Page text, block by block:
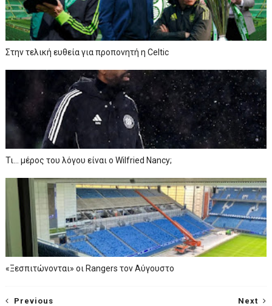
Στην τελική ευθεία για προπονητή η Celtic
Τι… μέρος του λόγου είναι ο Wilfried Nancy;
«Ξεσπιτώνονται» οι Rangers τον Αύγουστο
Next
Previous